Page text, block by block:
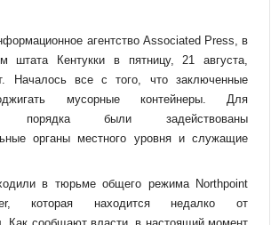
агентство Associated Press, в
штата Кентукки в пятницу, 21 августа,
Началось все с того, что заключенные
мусорные контейнеры. Для
порядка были задействованы
органы местного уровня и служащие
в тюрьме общего режима Northpoint
которая находится недалко от